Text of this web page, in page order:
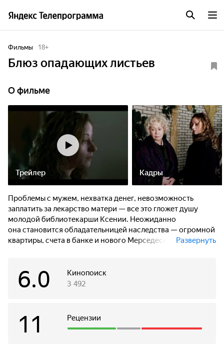
Фильмы 18+
Блюз опадающих листьев
О фильме
Трейлер Кадры
Проблемы с мужем, нехватка денег, невозможность
заплатить за лекарство матери — все это гложет душу
молодой библиотекарши Ксении. Неожиданно
она становится обладательницей наследства — огромной
квартиры, счета в банке и нового Мерседеса — но вместе
Шаг за шагом она приближается к разгадке, не осознавая,
что над ней уже нависла угроза.
Развернуть
Кинопоиск
6.0 3 492
Рецензии
11